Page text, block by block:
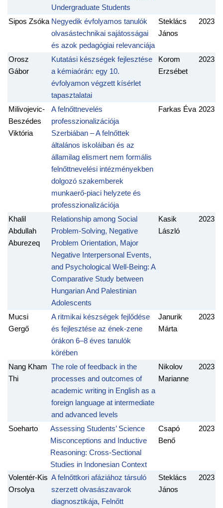
Undergraduate Students
Sipos Zsóka Negyedik évfolyamos tanulók
olvasástechnikai sajátosságai
és azok pedagógiai relevanciája
Steklács
János
2023
Orosz
Gábor
Kutatási készségek fejlesztése
a kémiaórán: egy 10.
évfolyamon végzett kísérlet
tapasztalatai
Korom
Erzsébet
2023
Milivojevic-
Beszédes
Viktória
A felnőttnevelés
professzionalizációja
Szerbiában – A felnőttek
általános iskoláiban és az
államilag elismert nem formális
felnőttnevelési intézményekben
dolgozó szakemberek
munkaerő-piaci helyzete és
professzionalizációja
Farkas Éva 2023
Khalil
Abdullah
Aburezeq
Relationship among Social
Problem-Solving, Negative
Problem Orientation, Major
Negative Interpersonal Events,
and Psychological Well-Being: A
Comparative Study between
Hungarian And Palestinian
Adolescents
Kasik
László
2023
Mucsi
Gergő
A ritmikai készségek fejlődése
és fejlesztése az ének-zene
órákon 6–8 éves tanulók
körében
Janurik
Márta
2023
Nang Kham
Thi
The role of feedback in the
processes and outcomes of
academic writing in English as a
foreign language at intermediate
and advanced levels
Nikolov
Marianne
2023
Soeharto
Assessing Students’ Science
Misconceptions and Inductive
Reasoning: Cross-Sectional
Studies in Indonesian Context
Csapó
Benő
2023
Volentér-Kis
Orsolya
A felnőttkori afáziához társuló
szerzett olvasászavarok
diagnosztikája, Felnőtt
Steklács
János
2023